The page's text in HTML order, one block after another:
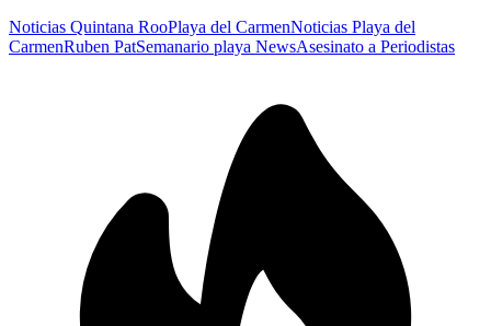
Noticias Quintana RooPlaya del CarmenNoticias Playa del
CarmenRuben PatSemanario playa NewsAsesinato a Periodistas